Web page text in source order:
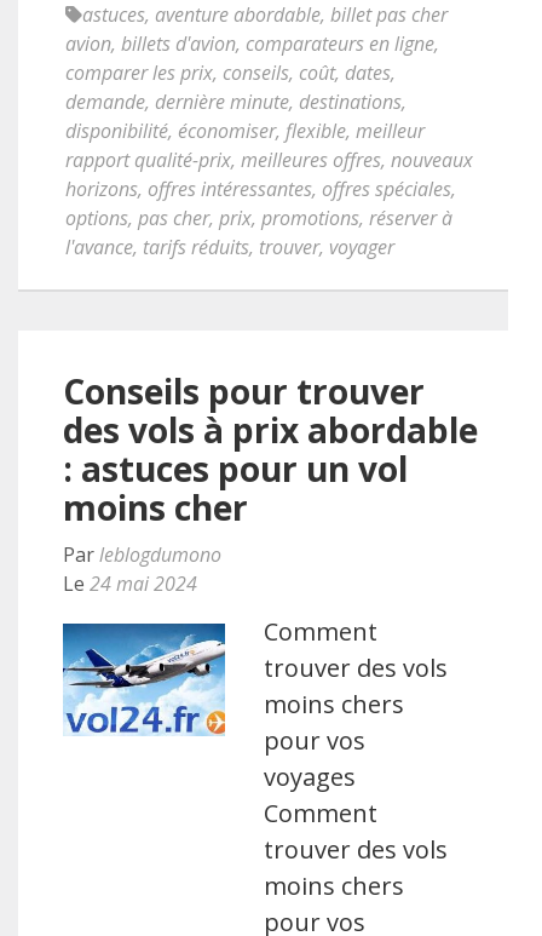
astuces, aventure abordable, billet pas cher
avion, billets d'avion, comparateurs en ligne,
comparer les prix, conseils, coût, dates,
demande, dernière minute, destinations,
disponibilité, économiser, flexible, meilleur
rapport qualité-prix, meilleures offres, nouveaux
horizons, offres intéressantes, offres spéciales,
options, pas cher, prix, promotions, réserver à
l'avance, tarifs réduits, trouver, voyager
Conseils pour trouver
des vols à prix abordable
: astuces pour un vol
moins cher
Parleblogdumono
Le 24 mai 2024
Comment
trouver des vols
moins chers
pour vos
voyages
Comment
trouver des vols
moins chers
pour vos